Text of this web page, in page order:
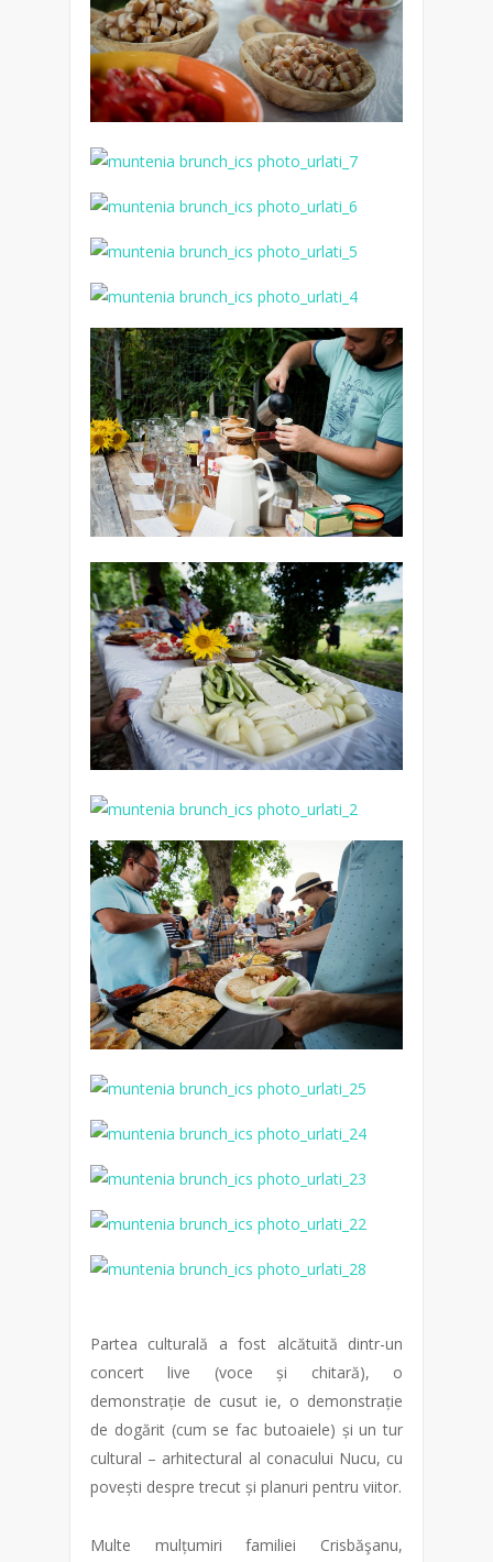
Partea culturală a fost alcătuită dintr-un
concert live (voce și chitară), o
demonstrație de cusut ie, o demonstrație
de dogărit (cum se fac butoaiele) și un tur
cultural – arhitectural al conacului Nucu, cu
povești despre trecut și planuri pentru viitor.
Multe mulțumiri familiei Crisbăşanu,